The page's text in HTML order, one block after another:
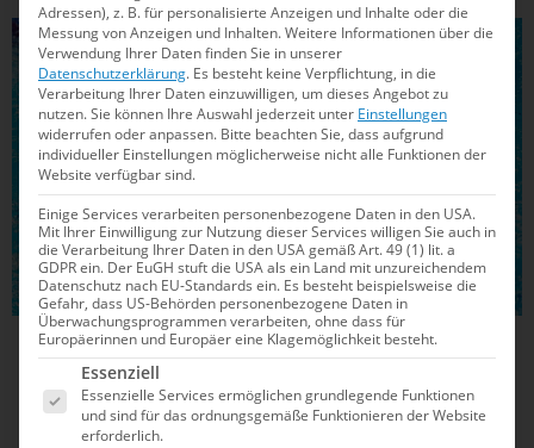
WASSERBALL
02.02.2026 20:26
Warum die DSV-Wasserballerinnen nach
dem letzten EM-Spiel jubeln
Adressen), z. B. für personalisierte Anzeigen und Inhalte oder die
Messung von Anzeigen und Inhalten.Weitere Informationen über die
Verwendung Ihrer Daten finden Sie in unserer
Datenschutzerklärung. Es besteht keine Verpflichtung, in die
Verarbeitung Ihrer Daten einzuwilligen, um dieses Angebot zu
nutzen.Sie können Ihre Auswahl jederzeit unter Einstellungen
widerrufen oder anpassen. Bitte beachten Sie, dass aufgrund
individueller Einstellungen möglicherweise nicht alle Funktionen der
Website verfügbar sind.
Einige Services verarbeiten personenbezogene Daten in den USA.
Mit Ihrer Einwilligung zur Nutzung dieser Services willigen Sie auch in
die Verarbeitung Ihrer Daten in den USA gemäß Art. 49 (1) lit. a
GDPR ein. Der EuGH stuft die USA als ein Land mit unzureichendem
Datenschutz nach EU-Standards ein. Es besteht beispielsweise die
Gefahr, dass US-Behörden personenbezogene Daten in
Überwachungsprogrammen verarbeiten, ohne dass für
Europäerinnen und Europäer eine Klagemöglichkeit besteht.
Es folgt eine Liste der Service-Gruppen, für die
Essenziell
Essenzielle Services ermöglichen grundlegende Funktionen
und sind für das ordnungsgemäße Funktionieren der Website
erforderlich.